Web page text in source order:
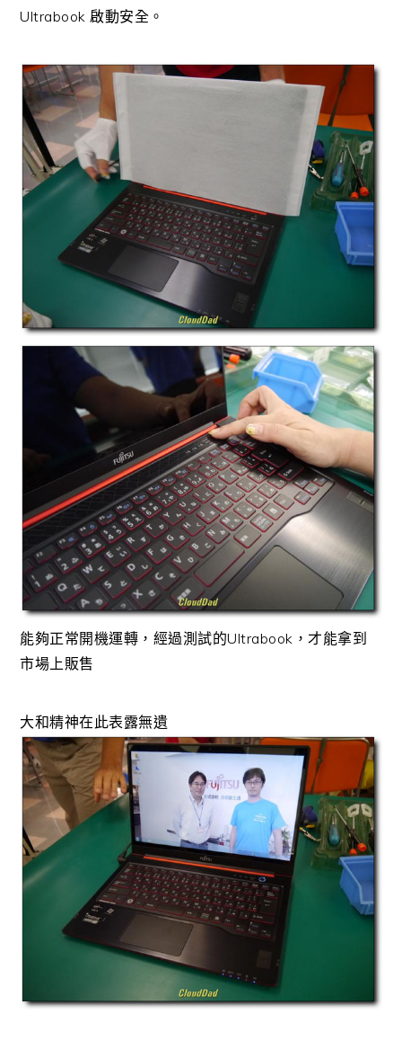
Ultrabook 啟動安全。
能夠正常開機運轉，經過測試的Ultrabook，才能拿到
市場上販售
大和精神在此表露無遺